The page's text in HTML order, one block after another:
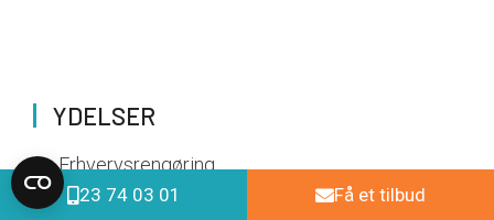
23 74 03 01 Få et tilbud
YDELSER
Erhvervsrengøring
Haveservice